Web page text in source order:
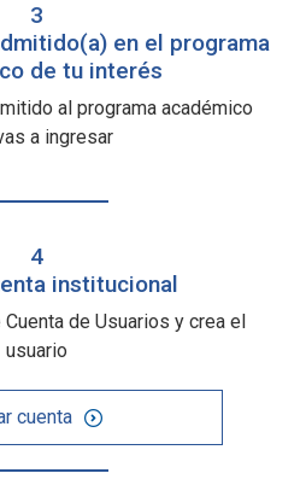
3
en el programa
de tu interés
al programa académico
a ingresar
4
institucional
de Usuarios y crea el
usuario
cuenta